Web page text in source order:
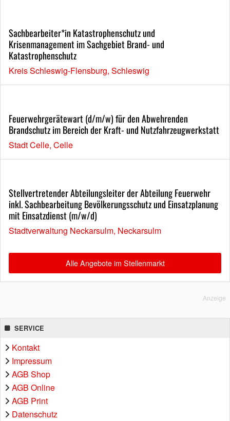
Sachbearbeiter*in Katastrophenschutz und
Krisenmanagement im Sachgebiet Brand- und
Katastrophenschutz
Kreis Schleswig-Flensburg, Schleswig
Feuerwehrgerätewart (d/m/w) für den Abwehrenden
Brandschutz im Bereich der Kraft- und Nutzfahrzeugwerkstatt
Stadt Celle, Celle
Stellvertretender Abteilungsleiter der Abteilung Feuerwehr
inkl. Sachbearbeitung Bevölkerungsschutz und Einsatzplanung
mit Einsatzdienst (m/w/d)
Stadtverwaltung Neckarsulm, Neckarsulm
Alle Angebote im Stellenmarkt
Anzeige
SERVICE
Kontakt
Impressum
AGB Shop
AGB Online
AGB Print
Datenschutz